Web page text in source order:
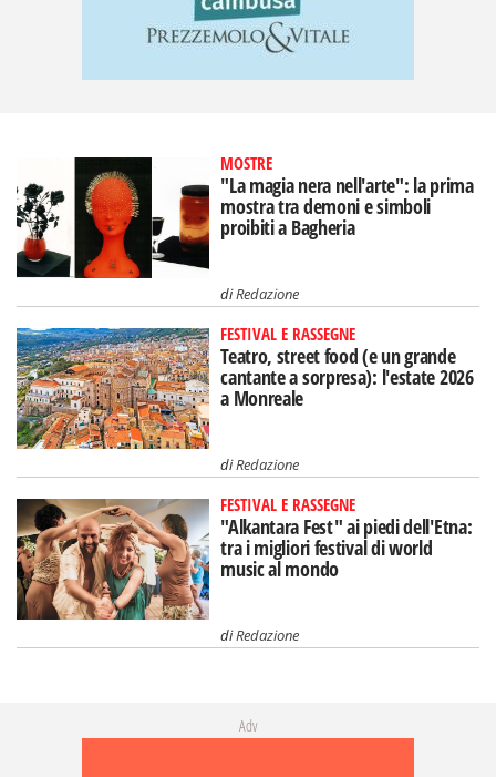
MOSTRE
"La magia nera nell'arte": la prima
mostra tra demoni e simboli
proibiti a Bagheria
diRedazione
FESTIVAL E RASSEGNE
Teatro, street food (e un grande
cantante a sorpresa): l'estate 2026
a Monreale
diRedazione
FESTIVAL E RASSEGNE
"Alkantara Fest" ai piedi dell'Etna:
tra i migliori festival di world
music al mondo
diRedazione
Adv